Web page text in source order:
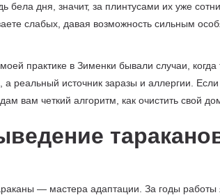
бела дня, значит, за плинтусами их уже
слабых, давая возможность сильным
практике в Зименки бывали случаи,
источник заразы и аллергии.
вам четкий алгоритм, как очистить свой
— мастера адаптации. За годы